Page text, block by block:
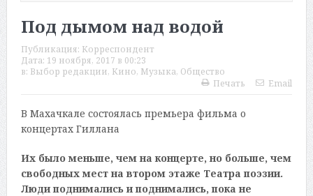
Под дымом над водой
Публикация: Корреспондент
Дата: 19 ноября, 2017 в 00:23
в: Выбор редакции, Кино, Музыка, Общество
Печать
Email
В Махачкале состоялась премьера фильма о
концертах Гиллана
Их было меньше, чем на концерте, но больше, чем
свободных мест на втором этаже Театра поэзии.
Люди поднимались и поднимались, пока не